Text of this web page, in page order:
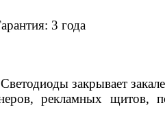
3 года
закрывает
рекламных щитов,